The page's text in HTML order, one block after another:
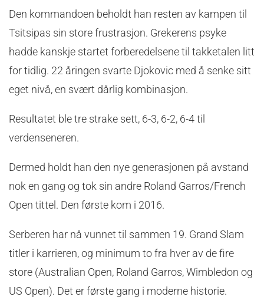
Den kommandoen beholdt han resten av kampen til
Tsitsipas sin store frustrasjon. Grekerens psyke
hadde kanskje startet forberedelsene til takketalen litt
for tidlig. 22 åringen svarte Djokovic med å senke sitt
eget nivå, en svært dårlig kombinasjon.
Resultatet ble tre strake sett, 6-3, 6-2, 6-4 til
verdenseneren.
Dermed holdt han den nye generasjonen på avstand
nok en gang og tok sin andre Roland Garros/French
Open tittel. Den første kom i 2016.
Serberen har nå vunnet til sammen 19. Grand Slam
titler i karrieren, og minimum to fra hver av de fire
store (Australian Open, Roland Garros, Wimbledon og
US Open). Det er første gang i moderne historie.